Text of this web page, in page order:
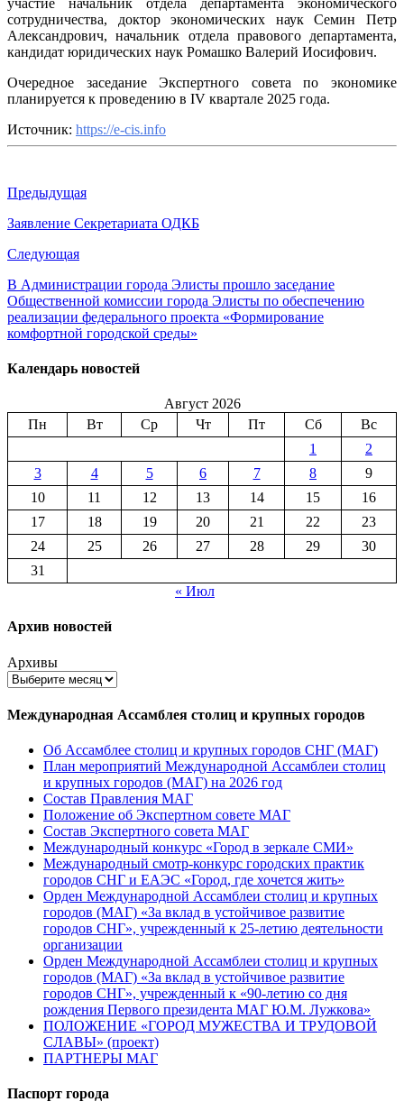
сотрудничества, доктор экономических наук Семин Петр
Александрович, начальник отдела правового департамента,
кандидат юридических наук Ромашко Валерий Иосифович.
Очередное заседание Экспертного совета по экономике
планируется к проведению в IV квартале 2025 года.
Источник: https://e-cis.info
Предыдущая
Заявление Секретариата ОДКБ
Следующая
В Администрации города Элисты прошло заседание
Общественной комиссии города Элисты по обеспечению
реализации федерального проекта «Формирование
комфортной городской среды»
Календарь новостей
Август 2026
Пн
Вт Ср Чт Пт Сб
Вс
1
2
3
4 5 6 7 8
9
10
11 12 13 14 15
16
17
18 19 20 21 22
23
24
25 26 27 28 29
30
31
« Июл
Архив новостей
Архивы
Международная Ассамблея столиц и крупных городов
Об Ассамблее столиц и крупных городов СНГ (МАГ)
План мероприятий Международной Ассамблеи столиц
и крупных городов (МАГ) на 2026 год
Состав Правления МАГ
Положение об Экспертном совете МАГ
Состав Экспертного совета МАГ
Международный конкурс «Город в зеркале СМИ»
Международный смотр-конкурс городских практик
городов СНГ и ЕАЭС «Город, где хочется жить»
Орден Международной Ассамблеи столиц и крупных
городов (МАГ) «За вклад в устойчивое развитие
городов СНГ», учрежденный к 25-летию деятельности
организации
Орден Международной Ассамблеи столиц и крупных
городов (МАГ) «За вклад в устойчивое развитие
городов СНГ», учрежденный к «90-летию со дня
рождения Первого президента МАГ Ю.М. Лужкова»
ПОЛОЖЕНИЕ «ГОРОД МУЖЕСТВА И ТРУДОВОЙ
СЛАВЫ» (проект)
ПАРТНЕРЫ МАГ
Паспорт города